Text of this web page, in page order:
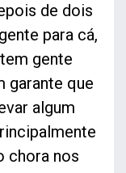
de dois
para cá,
gente
garante que
algum
chora nos